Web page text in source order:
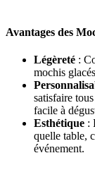
Avantages des
Légèreté :
mochis
satisfaire
facile à
Esthétique :
quelle table,
événement.